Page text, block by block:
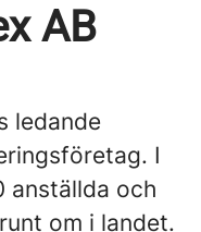
AB
ledande
I
anställda och
om i landet.